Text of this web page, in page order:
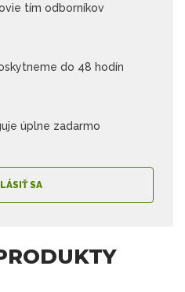
tím odborníkov
do 48 hodín
úplne zadarmo
SA